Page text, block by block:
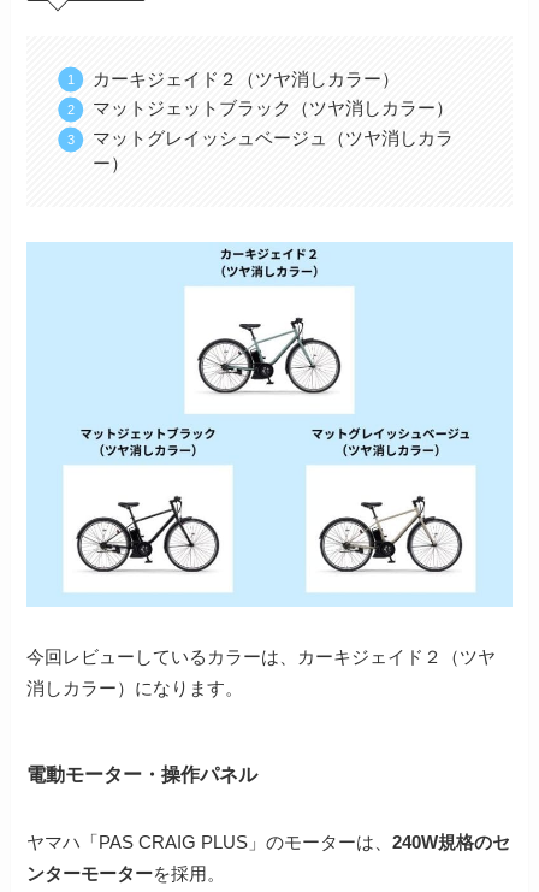
カーキジェイド２（ツヤ消しカラー）
マットジェットブラック（ツヤ消しカラー）
マットグレイッシュベージュ（ツヤ消しカラ
ー）
今回レビューしているカラーは、カーキジェイド２（ツヤ
消しカラー）になります。
電動モーター・操作パネル
ヤマハ「PAS CRAIG PLUS」のモーターは、240W規格のセ
ンターモーターを採用。